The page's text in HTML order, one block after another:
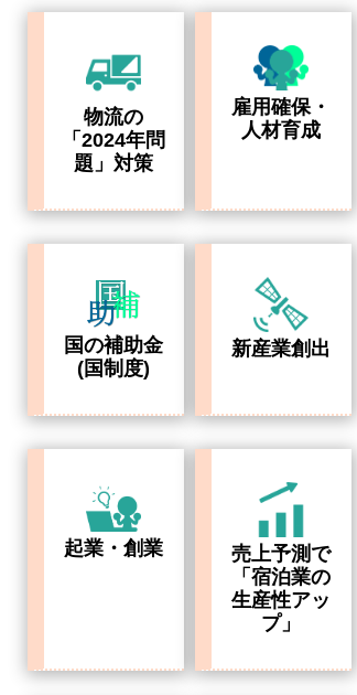
物流の
「2024年問
題」対策
雇用確保・
人材育成
国の補助金
(国制度)
新産業創出
起業・創業
売上予測で
「宿泊業の
生産性アッ
プ」